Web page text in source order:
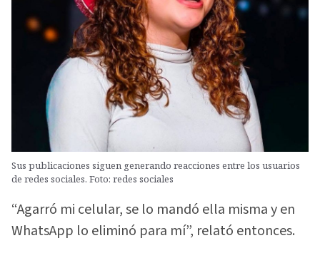
Sus publicaciones siguen generando reacciones entre los usuarios
de redes sociales. Foto: redes sociales
“Agarró mi celular, se lo mandó ella misma y en
WhatsApp lo eliminó para mí”, relató entonces.